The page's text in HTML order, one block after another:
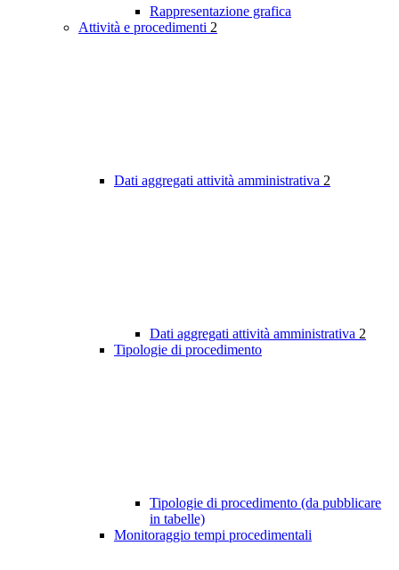
Rappresentazione grafica
Attività e procedimenti 2
Dati aggregati attività amministrativa 2
Dati aggregati attività amministrativa 2
Tipologie di procedimento
Tipologie di procedimento (da pubblicare
in tabelle)
Monitoraggio tempi procedimentali